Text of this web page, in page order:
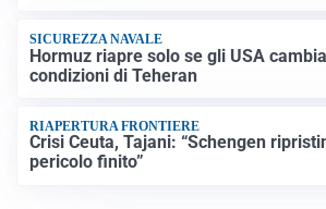
SICUREZZA NAVALE
Hormuz riapre solo se gli USA
condizioni di Teheran
RIAPERTURA FRONTIERE
Crisi Ceuta, Tajani: “Schengen
pericolo finito”